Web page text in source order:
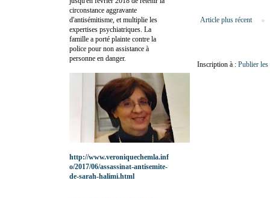
Article plus récent
Inscription à : Publier
circonstance aggravante
d'antisémitisme, et multiplie les
expertises psychiatriques. La
famille a porté plainte contre la
police pour non assistance à
personne en danger.
http://www.veroniquechemla.inf
o/2017/06/assassinat-antisemite-
de-sarah-halimi.html